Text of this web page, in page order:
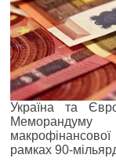
Україна та
рамках 90-